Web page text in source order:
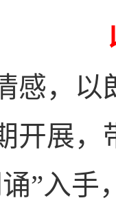
感，以
开展，
”入